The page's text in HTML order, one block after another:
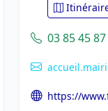
03 85 45
https://